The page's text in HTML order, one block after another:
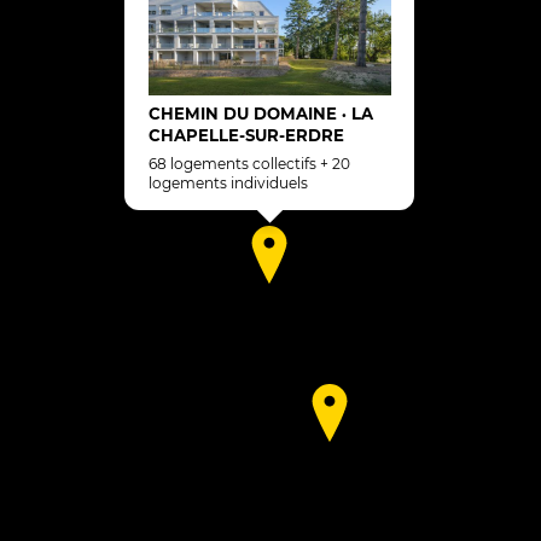
CHEMIN DU DOMAINE • LA
CHAPELLE-SUR-ERDRE
68 logements collectifs + 20
logements individuels